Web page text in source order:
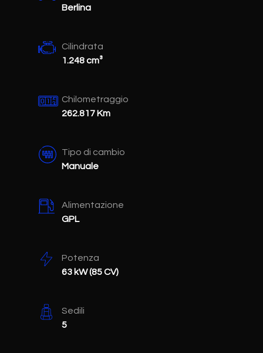
Berlina
Cilindrata
1.248 cm³
Chilometraggio
262.817 Km
Tipo di cambio
Manuale
Alimentazione
GPL
Potenza
63 kW (85 CV)
Sedili
5